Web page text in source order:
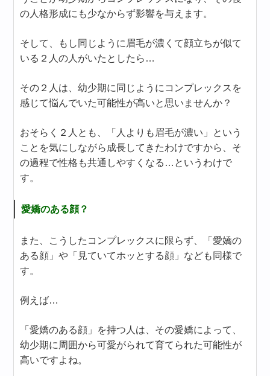
の人格形成にも少なからず影響を与えます。
そして、もし同じように眉毛が濃くて顔立ちが似て
いる２人の人がいたとしたら…
その２人は、幼少期に同じようにコンプレックスを
感じて悩んでいた可能性が高いと思いませんか？
おそらく２人とも、「人よりも眉毛が濃い」という
ことを気にしながら成長してきたわけですから、そ
の過程で性格も共通しやすくなる…というわけで
す。
愛嬌のある顔？
また、こうしたコンプレックスに限らず、「愛嬌の
ある顔」や「見ていてホッとする顔」なども同様で
す。
例えば…
「愛嬌のある顔」を持つ人は、その愛嬌によって、
幼少期に周囲から可愛がられて育てられた可能性が
高いですよね。